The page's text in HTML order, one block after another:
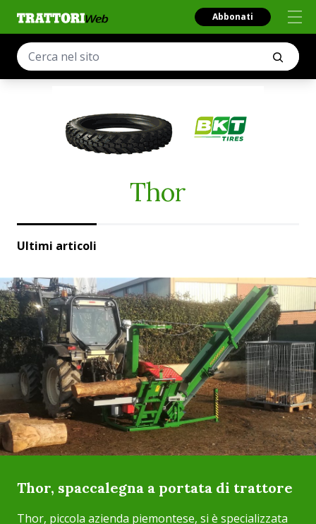
Abbonati
Thor
Ultimi articoli
Thor, spaccalegna a portata di trattore
Thor, piccola azienda piemontese, si è specializzata